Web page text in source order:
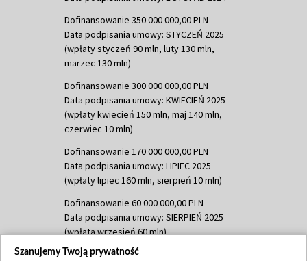
Dofinansowanie 350 000 000,00 PLN
Data podpisania umowy: STYCZEŃ 2025
(wpłaty styczeń 90 mln, luty 130 mln,
marzec 130 mln)
Dofinansowanie 300 000 000,00 PLN
Data podpisania umowy: KWIECIEŃ 2025
(wpłaty kwiecień 150 mln, maj 140 mln,
czerwiec 10 mln)
Dofinansowanie 170 000 000,00 PLN
Data podpisania umowy: LIPIEC 2025
(wpłaty lipiec 160 mln, sierpień 10 mln)
Dofinansowanie 60 000 000,00 PLN
Data podpisania umowy: SIERPIEŃ 2025
(wpłata wrzesień 60 mln)
Dofinansowanie 635 783 051,21 PLN
Szanujemy Twoją prywatność